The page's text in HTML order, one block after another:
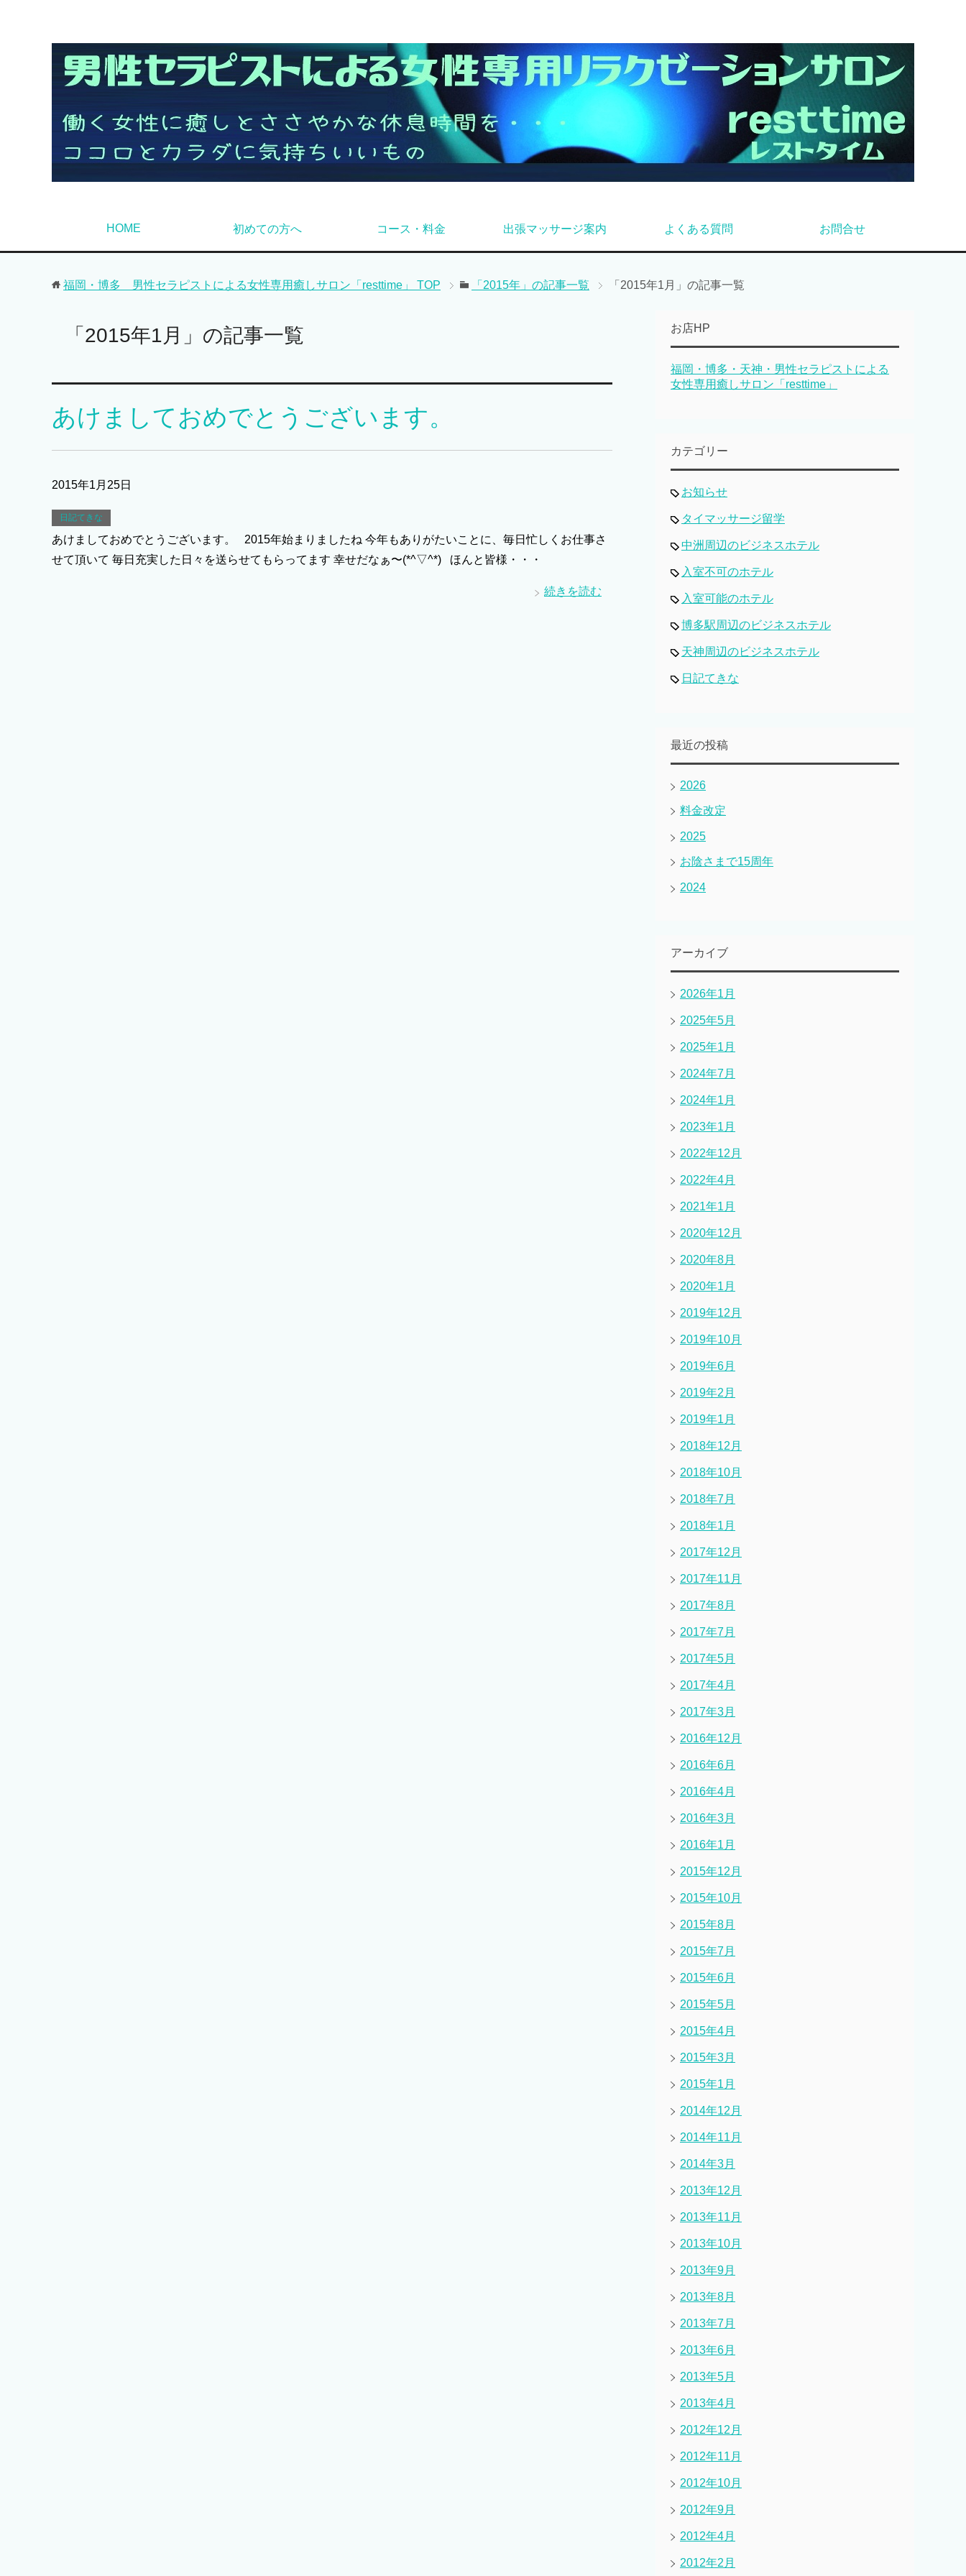
HOME 初めての方へ コース・料金 出張マッサージ案内 よくある質問 お問合せ
福岡・博多 男性セラピストによる女性専用癒しサロン「resttime」 TOP 「2015年」の記事一覧 「2015年1月」の記事一覧
「2015年1月」の記事一覧
あけましておめでとうございます。
2015年1月25日
日記てきな
あけましておめでとうございます。 2015年始まりましたね 今年もありがたいことに、毎日忙しくお仕事さ
せて頂いて 毎日充実した日々を送らせてもらってます 幸せだなぁ〜(*^▽^*) ほんと皆様・・・
続きを読む
お店HP
福岡・博多・天神・男性セラピストによる
女性専用癒しサロン「resttime」
カテゴリー
お知らせ
タイマッサージ留学
中洲周辺のビジネスホテル
入室不可のホテル
入室可能のホテル
博多駅周辺のビジネスホテル
天神周辺のビジネスホテル
日記てきな
最近の投稿
2026
料金改定
2025
お陰さまで15周年
2024
アーカイブ
2026年1月
2025年5月
2025年1月
2024年7月
2024年1月
2023年1月
2022年12月
2022年4月
2021年1月
2020年12月
2020年8月
2020年1月
2019年12月
2019年10月
2019年6月
2019年2月
2019年1月
2018年12月
2018年10月
2018年7月
2018年1月
2017年12月
2017年11月
2017年8月
2017年7月
2017年5月
2017年4月
2017年3月
2016年12月
2016年6月
2016年4月
2016年3月
2016年1月
2015年12月
2015年10月
2015年8月
2015年7月
2015年6月
2015年5月
2015年4月
2015年3月
2015年1月
2014年12月
2014年11月
2014年3月
2013年12月
2013年11月
2013年10月
2013年9月
2013年8月
2013年7月
2013年6月
2013年5月
2013年4月
2012年12月
2012年11月
2012年10月
2012年9月
2012年4月
2012年2月